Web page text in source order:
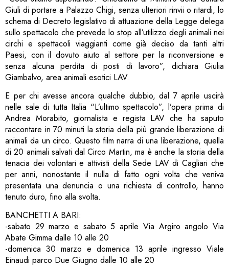
Giuli di portare a Palazzo Chigi, senza ulteriori rinvii o ritardi, lo
schema di Decreto legislativo di attuazione della Legge delega
sullo spettacolo che prevede lo stop all’utilizzo degli animali nei
circhi e spettacoli viaggianti come già deciso da tanti altri
Paesi, con il dovuto aiuto al settore per la riconversione e
senza alcuna perdita di posti di lavoro”, dichiara Giulia
Giambalvo, area animali esotici LAV.
E per chi avesse ancora qualche dubbio, dal 7 aprile uscirà
nelle sale di tutta Italia “L’ultimo spettacolo”, l’opera prima di
Andrea Morabito, giornalista e regista LAV che ha saputo
raccontare in 70 minuti la storia della più grande liberazione di
animali da un circo. Questo film narra di una liberazione, quella
di 20 animali salvati dal Circo Martin, ma è anche la storia della
tenacia dei volontari e attivisti della Sede LAV di Cagliari che
per anni, nonostante il nulla di fatto ogni volta che veniva
presentata una denuncia o una richiesta di controllo, hanno
tenuto duro, fino alla svolta.
BANCHETTI A BARI:
-sabato 29 marzo e sabato 5 aprile Via Argiro angolo Via
Abate Gimma dalle 10 alle 20
-domenica 30 marzo e domenica 13 aprile ingresso Viale
Einaudi parco Due Giugno dalle 10 alle 20